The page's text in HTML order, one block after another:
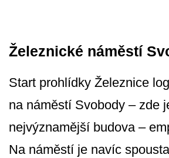
Železnické náměstí
Start prohlídky Železnice
na náměstí Svobody – zde
nejvýznamější budova –
Na náměstí je navíc